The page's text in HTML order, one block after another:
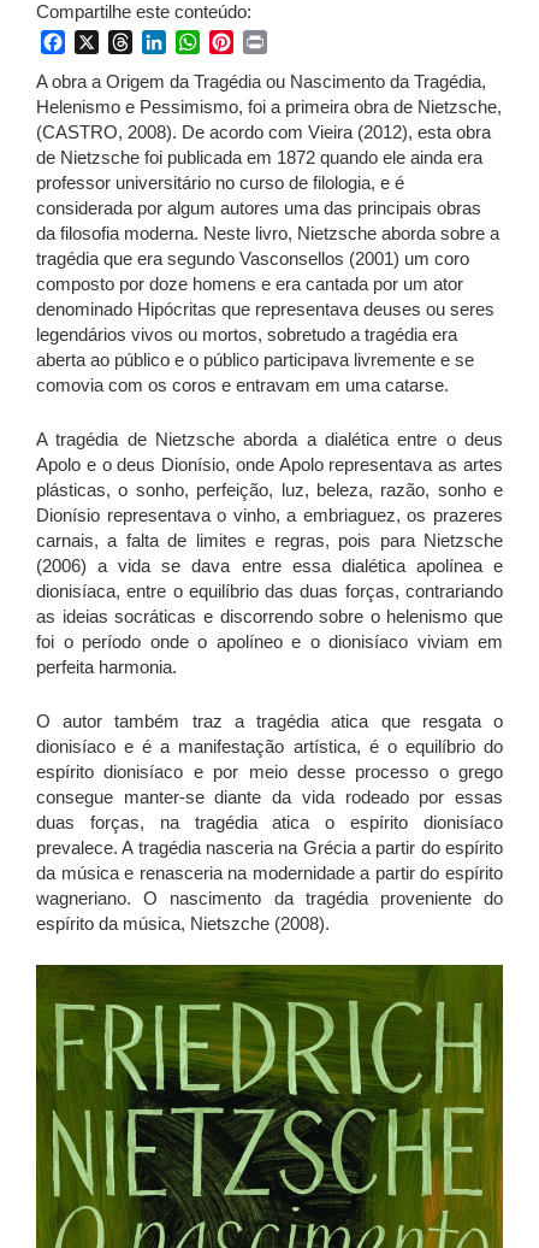
Compartilhe este conteúdo:
FacebookThreadsLinkedInWhatsApp
Pinterest
A obra a Origem da Tragédia ou Nascimento da Tragédia,
Helenismo e Pessimismo, foi a primeira obra de Nietzsche,
(CASTRO, 2008). De acordo com Vieira (2012), esta obra
de Nietzsche foi publicada em 1872 quando ele ainda era
professor universitário no curso de filologia, e é
considerada por algum autores uma das principais obras
da filosofia moderna. Neste livro, Nietzsche aborda sobre a
tragédia que era segundo Vasconsellos (2001) um coro
composto por doze homens e era cantada por um ator
denominado Hipócritas que representava deuses ou seres
legendários vivos ou mortos, sobretudo a tragédia era
aberta ao público e o público participava livremente e se
comovia com os coros e entravam em uma catarse.
A tragédia de Nietzsche aborda a dialética entre o deus
Apolo e o deus Dionísio, onde Apolo representava as artes
plásticas, o sonho, perfeição, luz, beleza, razão, sonho e
Dionísio representava o vinho, a embriaguez, os prazeres
carnais, a falta de limites e regras, pois para Nietzsche
(2006) a vida se dava entre essa dialética apolínea e
dionisíaca, entre o equilíbrio das duas forças, contrariando
as ideias socráticas e discorrendo sobre o helenismo que
foi o período onde o apolíneo e o dionisíaco viviam em
perfeita harmonia.
O autor também traz a tragédia atica que resgata o
dionisíaco e é a manifestação artística, é o equilíbrio do
espírito dionisíaco e por meio desse processo o grego
consegue manter-se diante da vida rodeado por essas
duas forças, na tragédia atica o espírito dionisíaco
prevalece. A tragédia nasceria na Grécia a partir do espírito
da música e renasceria na modernidade a partir do espírito
wagneriano. O nascimento da tragédia proveniente do
espírito da música, Nietszche (2008).